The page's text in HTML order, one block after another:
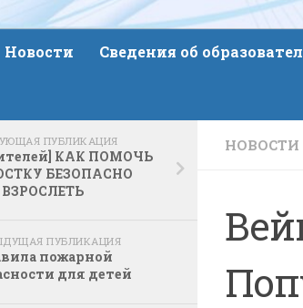
Новости Сведения об
НОВОСТИ
ПУБЛИКАЦИЯ
КАК ПОМОЧЬ
БЕЗОПАСНО
ВЗРОСЛЕТЬ
ПУБЛИКАЦИЯ
пожарной
для детей